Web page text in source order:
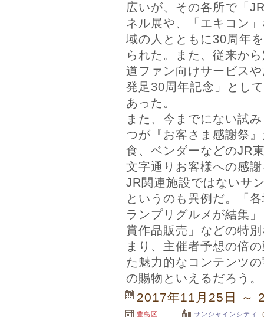
広いが、その各所で「
ネル展や、「エキコン
域の人とともに30周年
られた。また、従来か
道ファン向けサービス
発足30周年記念」とし
あった。
また、今までにない試
つが『お客さま感謝祭
食、ベンダーなどのJR
文字通りお客様への感
JR関連施設ではないサ
というのも異例だ。「
ランプリグルメが結集
賞作品販売」などの特
まり、主催者予想の倍
た魅力的なコンテンツ
の賜物といえるだろう。
2017年11月25日 ～
豊島区 サンシャインシティ